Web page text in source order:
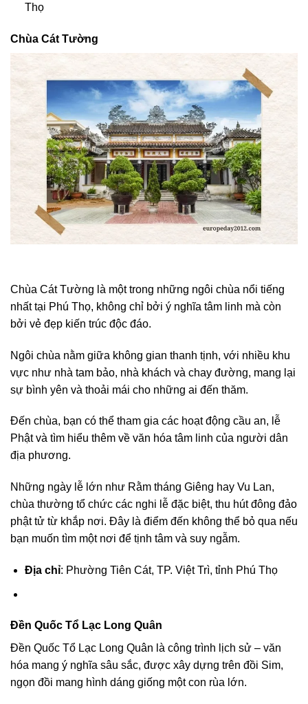
Thọ
Chùa Cát Tường
Chùa Cát Tường là một trong những ngôi chùa nổi tiếng
nhất tại Phú Thọ, không chỉ bởi ý nghĩa tâm linh mà còn
bởi vẻ đẹp kiến trúc độc đáo.
Ngôi chùa nằm giữa không gian thanh tịnh, với nhiều khu
vực như nhà tam bảo, nhà khách và chay đường, mang lại
sự bình yên và thoải mái cho những ai đến thăm.
Đến chùa, bạn có thể tham gia các hoạt động cầu an, lễ
Phật và tìm hiểu thêm về văn hóa tâm linh của người dân
địa phương.
Những ngày lễ lớn như Rằm tháng Giêng hay Vu Lan,
chùa thường tổ chức các nghi lễ đặc biệt, thu hút đông đảo
phật tử từ khắp nơi. Đây là điểm đến không thể bỏ qua nếu
bạn muốn tìm một nơi để tịnh tâm và suy ngẫm.
Địa chỉ: Phường Tiên Cát, TP. Việt Trì, tỉnh Phú Thọ
Đền Quốc Tổ Lạc Long Quân
Đền Quốc Tổ Lạc Long Quân là công trình lịch sử – văn
hóa mang ý nghĩa sâu sắc, được xây dựng trên đồi Sim,
ngọn đồi mang hình dáng giống một con rùa lớn.